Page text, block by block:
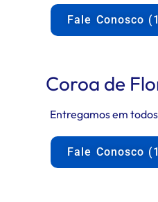
Fale Conosco
Coroa de
Entregamos em
Fale Conosco